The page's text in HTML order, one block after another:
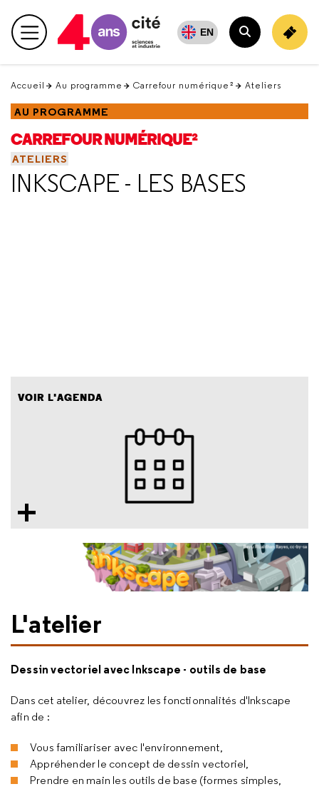
en
haut Menu principal EN
Rechercher
Accueil Au programme Carrefour numérique² Ateliers
AU PROGRAMME
CARREFOUR NUMÉRIQUE²
ATELIERS
INKSCAPE - LES BASES
VOIR L'AGENDA
L'atelier
Dessin vectoriel avec Inkscape - outils de base
Dans cet atelier, découvrez les fonctionnalités d'Inkscape
afin de :
Vous familiariser avec l'environnement,
Appréhender le concept de dessin vectoriel,
Prendre en main les outils de base (formes simples,